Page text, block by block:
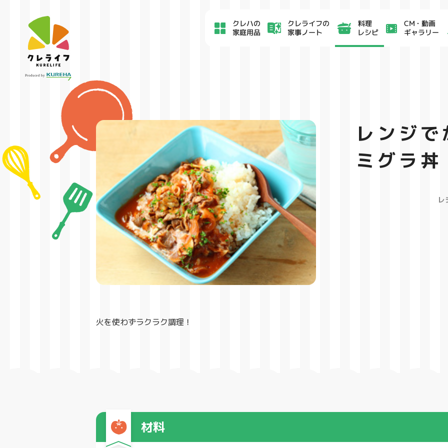
クレハの
家庭用品
クレライフの
家事ノート
料理
レシピ
CM・動画
ギャラリー
レンジ
ミグラ丼
レ
火を使わずラクラク調理！
材料